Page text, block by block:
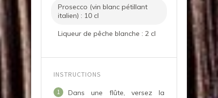
Prosecco (vin blanc pétillant
italien) : 10 cl
Liqueur de pêche blanche : 2 cl
INSTRUCTIONS
1
Dans une flûte, versez la